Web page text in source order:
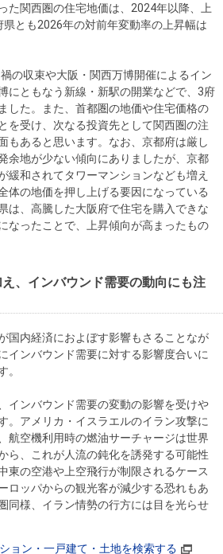
た関西圏の住宅地価は、2024年以降、上
とも2026年の対前年変動率の上昇幅は
の収束や大阪・関西万博開催によるイン
にともなう新線・新駅の開業などで、3府
した。また、首都圏の地価や住宅価格の
を受け、次なる投資先として関西圏の注
もあると思います。なお、京都府は厳し
余地が少ない傾向にありましたが、京都
緩和されてタワーマンションなども増え
体の地価を押し上げる要因になっている
は、高騰した大阪府で住宅を購入できな
なったことで、上昇傾向が高まったもの
、インバウンド需要の動向にも注
国内経済におよぼす影響もさることなが
インバウンド需要に対する影響度合いに
。
インバウンド需要の変動の影響を受けや
。アメリカ・イスラエルのイラン攻撃に
航空機利用時の燃油サーチャージは世界
ら、これが人流の鈍化を誘発する可能性
東の空港や上空飛行が制限されるケース
ロッパからの観光客が減少する恐れもあ
同様、イラン情勢の行方には目を光らせ
ョン・一戸建て・土地を検索する